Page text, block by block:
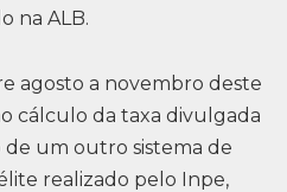
na ALB.
agosto a novembro deste
cálculo da taxa divulgada
de um outro sistema de
realizado pelo Inpe,